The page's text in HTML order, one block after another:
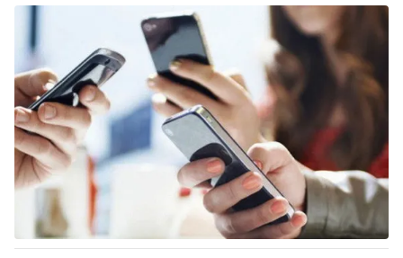
Pháp luật
Y tế
Thế giới
Tin tức
Thế giới đó đây
Câu chuyện quốc tế
Kinh tế
Tài chính
Thị trường
Dữ liệu và đời sống